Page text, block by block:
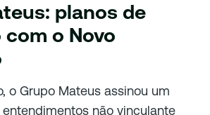
planos de
o Novo
o Grupo Mateus assinou um
não vinculante